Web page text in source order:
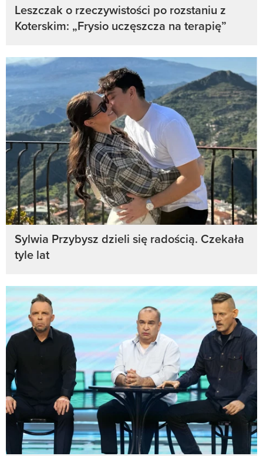
Leszczak o rzeczywistości po rozstaniu z
Koterskim: „Frysio uczęszcza na terapię”
Sylwia Przybysz dzieli się radością. Czekała
tyle lat